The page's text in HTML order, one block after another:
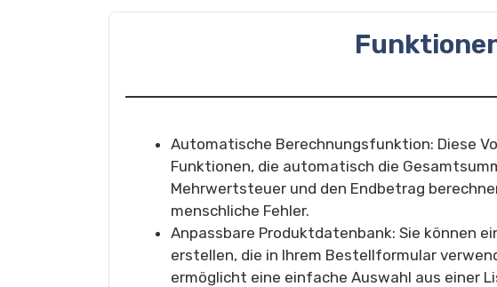
Automatische Berechnungsfunktion: Diese
Funktionen, die automatisch die
Mehrwertsteuer und den Endbetrag
menschliche Fehler.
Anpassbare Produktdatenbank: Sie können
erstellen, die in Ihrem Bestellformular
ermöglicht eine einfache Auswahl aus einer